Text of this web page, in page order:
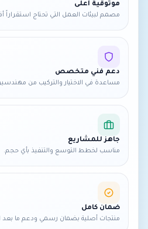
موثوقية أعلى
مصمم لبيئات العمل التي تحتاج استقراراً
دعم فني متخصص
مساعدة في الاختيار والتركيب من
جاهز للمشاريع
مناسب لخطط التوسع والتنفيذ بأي حجم.
ضمان كامل
منتجات أصلية بضمان رسمي ودعم ما بعد